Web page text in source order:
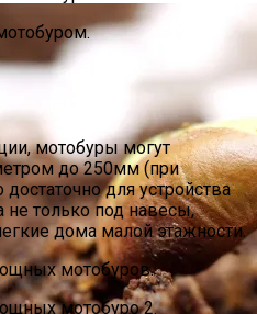
мотобуры могут
до 250мм (при
для устройства
не только под навесы,
дома малой этажности.